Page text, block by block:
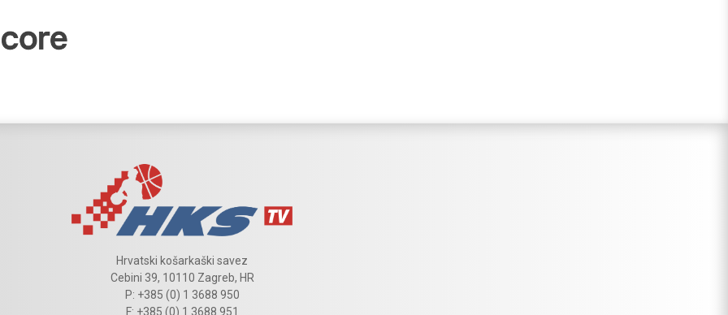
Hrvatski košarkaški savez
Cebini 39, 10110 Zagreb, HR
P: +385 (0) 1 3688 950
F: +385 (0) 1 3688 951